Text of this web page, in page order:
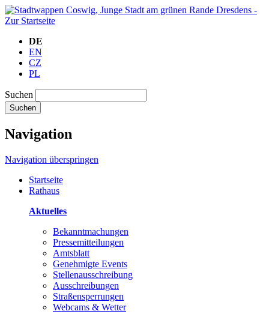
DE
EN
CZ
PL
Suchen
Suchen
Navigation
Navigation überspringen
Startseite
Rathaus
Aktuelles
Bekanntmachungen
Pressemitteilungen
Amtsblatt
Genehmigte Events
Stellenausschreibung
Ausschreibungen
Straßensperrungen
Webcams & Wetter